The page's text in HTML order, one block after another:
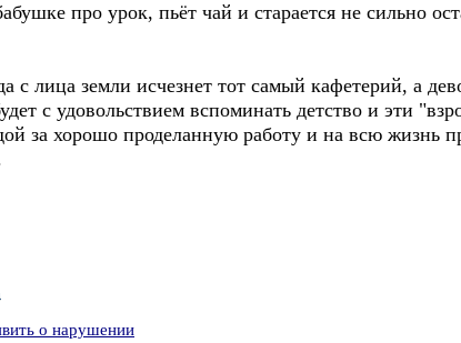
про урок, пьёт чай и старается не сильно
с лица земли исчезнет тот самый кафетерий, а
с удовольствием вспоминать детство и эти
за хорошо проделанную работу и на всю жизнь
о нарушении